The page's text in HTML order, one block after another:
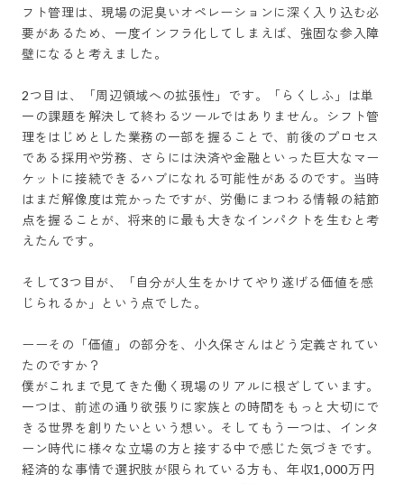
フト管理は、現場の泥臭いオペレーションに深く入り込む必
要があるため、一度インフラ化してしまえば、強固な参入障
壁になると考えました。
2つ目は、「周辺領域への拡張性」です。「らくしふ」は単
一の課題を解決して終わるツールではありません。シフト管
理をはじめとした業務の一部を握ることで、前後のプロセス
である採用や労務、さらには決済や金融といった巨大なマー
ケットに接続できるハブになれる可能性があるのです。当時
はまだ解像度は荒かったですが、労働にまつわる情報の結節
点を握ることが、将来的に最も大きなインパクトを生むと考
えたんです。
そして3つ目が、「自分が人生をかけてやり遂げる価値を感
じられるか」という点でした。
ーーその「価値」の部分を、小久保さんはどう定義されてい
たのですか？
僕がこれまで見てきた働く現場のリアルに根ざしています。
一つは、前述の通り欲張りに家族との時間をもっと大切にで
きる世界を創りたいという想い。そしてもう一つは、インタ
ーン時代に様々な立場の方と接する中で感じた気づきです。
経済的な事情で選択肢が限られている方も、年収1,000万円